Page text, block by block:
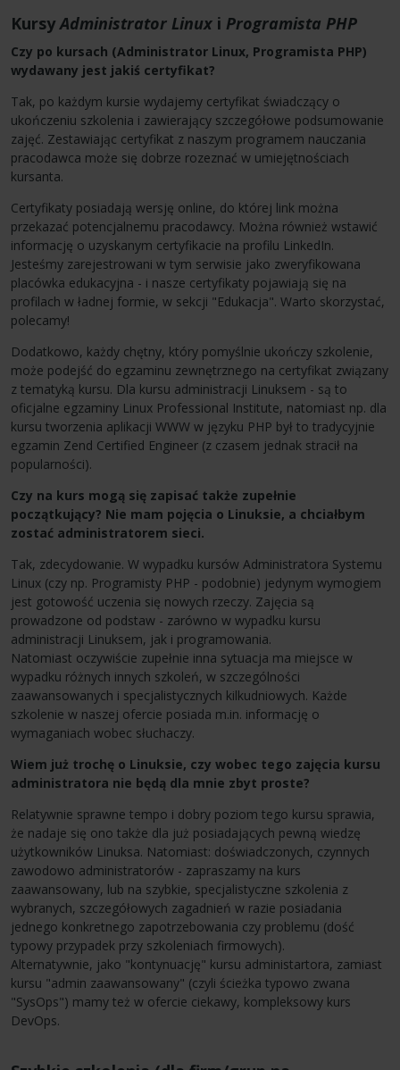
KursyAdministrator Linux i Programista PHP
Czy po kursach (Administrator Linux, Programista PHP)
wydawany jest jakiś certyfikat?
Tak, po każdym kursie wydajemy certyfikat świadczący o
ukończeniu szkolenia i zawierający szczegółowe podsumowanie
zajęć. Zestawiając certyfikat z naszym programem nauczania
pracodawca może się dobrze rozeznać w umiejętnościach
kursanta.
Certyfikaty posiadają wersję online, do której link można
przekazać potencjalnemu pracodawcy. Można również wstawić
informację o uzyskanym certyfikacie na profilu LinkedIn.
Jesteśmy zarejestrowani w tym serwisie jako zweryfikowana
placówka edukacyjna - i nasze certyfikaty pojawiają się na
profilach w ładnej formie, w sekcji "Edukacja". Warto skorzystać,
polecamy!
Dodatkowo, każdy chętny, który pomyślnie ukończy szkolenie,
może podejść do egzaminu zewnętrznego na certyfikat związany
z tematyką kursu. Dla kursu administracji Linuksem - są to
oficjalne egzaminy Linux Professional Institute, natomiast np. dla
kursu tworzenia aplikacji WWW w języku PHP był to tradycyjnie
egzamin Zend Certified Engineer (z czasem jednak stracił na
popularności).
Czy na kurs mogą się zapisać także zupełnie
początkujący? Nie mam pojęcia o Linuksie, a chciałbym
zostać administratorem sieci.
Tak, zdecydowanie. W wypadku kursów Administratora Systemu
Linux (czy np. Programisty PHP - podobnie) jedynym wymogiem
jest gotowość uczenia się nowych rzeczy. Zajęcia są
prowadzone od podstaw - zarówno w wypadku kursu
administracji Linuksem, jak i programowania.
Natomiast oczywiście zupełnie inna sytuacja ma miejsce w
wypadku różnych innych szkoleń, w szczególności
zaawansowanych i specjalistycznych kilkudniowych. Każde
szkolenie w naszej ofercie posiada m.in. informację o
wymaganiach wobec słuchaczy.
Wiem już trochę o Linuksie, czy wobec tego zajęcia kursu
administratora nie będą dla mnie zbyt proste?
Relatywnie sprawne tempo i dobry poziom tego kursu sprawia,
że nadaje się ono także dla już posiadających pewną wiedzę
użytkowników Linuksa. Natomiast: doświadczonych, czynnych
zawodowo administratorów - zapraszamy na kurs
zaawansowany, lub na szybkie, specjalistyczne szkolenia z
wybranych, szczegółowych zagadnień w razie posiadania
jednego konkretnego zapotrzebowania czy problemu (dość
typowy przypadek przy szkoleniach firmowych).
Alternatywnie, jako "kontynuację" kursu administartora, zamiast
kursu "admin zaawansowany" (czyli ścieżka typowo zwana
"SysOps") mamy też w ofercie ciekawy, kompleksowy kurs
DevOps.